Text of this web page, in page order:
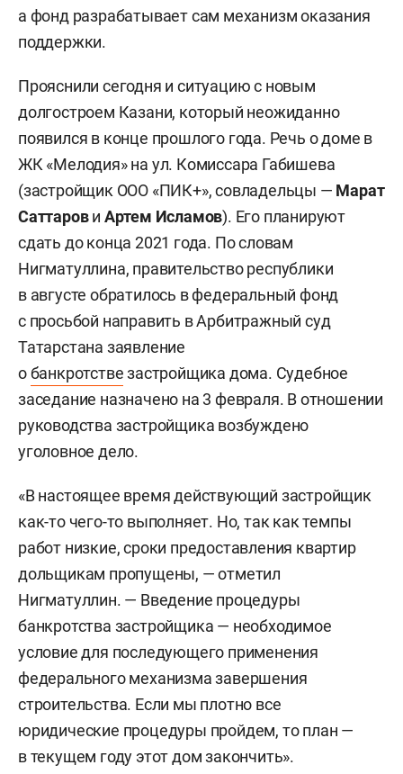
а фонд разрабатывает сам механизм оказания
поддержки.
Прояснили сегодня и ситуацию с новым
долгостроем Казани, который неожиданно
появился в конце прошлого года. Речь о доме в
ЖК «Мелодия» на ул. Комиссара Габишева
(застройщик ООО «ПИК+», совладельцы — Марат
Саттарови Артем Исламов). Его планируют
сдать до конца 2021 года. По словам
Нигматуллина, правительство республики
в августе обратилось в федеральный фонд
с просьбой направить в Арбитражный суд
Татарстана заявление
обанкротствезастройщика дома. Судебное
заседание назначено на 3 февраля. В отношении
руководства застройщика возбуждено
уголовное дело.
«В настоящее время действующий застройщик
как-то чего-то выполняет. Но, так как темпы
работ низкие, сроки предоставления квартир
дольщикам пропущены, — отметил
Нигматуллин. — Введение процедуры
банкротства застройщика — необходимое
условие для последующего применения
федерального механизма завершения
строительства. Если мы плотно все
юридические процедуры пройдем, то план —
в текущем году этот дом закончить».